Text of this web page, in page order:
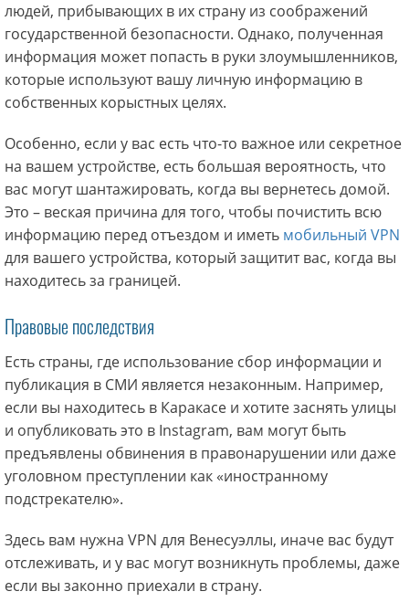
людей, прибывающих в их страну из соображений
государственной безопасности. Однако, полученная
информация может попасть в руки злоумышленников,
которые используют вашу личную информацию в
собственных корыстных целях.
Особенно, если у вас есть что-то важное или секретное
на вашем устройстве, есть большая вероятность, что
вас могут шантажировать, когда вы вернетесь домой.
Это – веская причина для того, чтобы почистить всю
информацию перед отъездом и иметь мобильный VPN
для вашего устройства, который защитит вас, когда вы
находитесь за границей.
Правовые последствия
Есть страны, где использование сбор информации и
публикация в СМИ является незаконным. Например,
если вы находитесь в Каракасе и хотите заснять улицы
и опубликовать это в Instagram, вам могут быть
предъявлены обвинения в правонарушении или даже
уголовном преступлении как «иностранному
подстрекателю».
Здесь вам нужна VPN для Венесуэллы, иначе вас будут
отслеживать, и у вас могут возникнуть проблемы, даже
если вы законно приехали в страну.